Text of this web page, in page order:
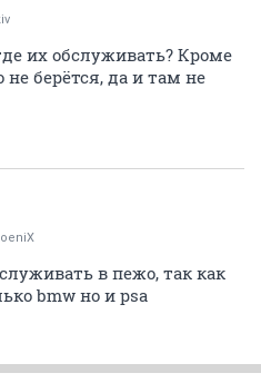
их обслуживать? Кроме
берётся, да и там не
в пежо, так как
bmw но и psa